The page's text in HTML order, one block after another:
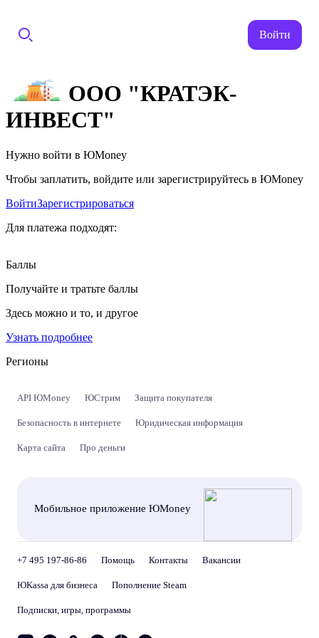
Войти
ООО "КРАТЭК-
ИНВЕСТ"
Нужно войти в ЮMoney
Чтобы заплатить, войдите или зарегистрируйтесь в ЮMoney
ВойтиЗарегистрироваться
Для платежа подходят:
Баллы
Получайте и тратьте баллы
Здесь можно и то, и другое
Узнать подробнее
Регионы
API ЮMoney ЮСтрим Защита покупателя
Безопасность в интернете Юридическая информация
Карта сайта Про деньги
Мобильное приложение ЮMoney
+7 495 197-86-86 Помощь Контакты Вакансии
ЮKassa для бизнеса Пополнение Steam
Подписки, игры, программы